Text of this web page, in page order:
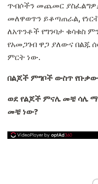
ጥብሶችን መጨመር
መለዋወጥን ይቆጣጠራል,
ለአጥንቶች የግንባታ ቁሳቁስ
የአመጋገብ ዋጋ ያለውና በልጁ
ምርት ነው.
በልጆች ምግቦች ውስጥ
ወደ የልጆች ምናሌ መቼ ሳሌ
መቼ ነው?